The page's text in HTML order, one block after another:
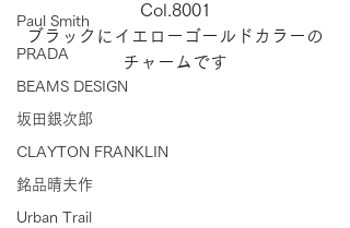
Paul Smith
PRADA
BEAMS DESIGN
坂田銀次郎
CLAYTON FRANKLIN
銘品晴夫作
Urban Trail
Col.8001
ブラックにイエローゴールドカラーの
チャームです